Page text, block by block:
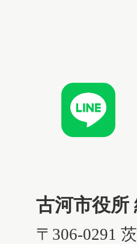
古河市役所
〒306-0291